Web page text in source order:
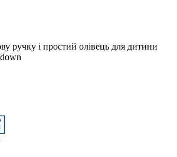
ручку і простий олівець для дитини